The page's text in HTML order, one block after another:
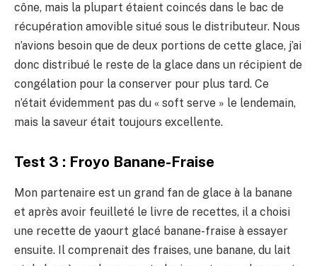
cône, mais la plupart étaient coincés dans le bac de
récupération amovible situé sous le distributeur. Nous
n’avions besoin que de deux portions de cette glace, j’ai
donc distribué le reste de la glace dans un récipient de
congélation pour la conserver pour plus tard. Ce
n’était évidemment pas du « soft serve » le lendemain,
mais la saveur était toujours excellente.
Test 3 : Froyo Banane-Fraise
Mon partenaire est un grand fan de glace à la banane
et après avoir feuilleté le livre de recettes, il a choisi
une recette de yaourt glacé banane-fraise à essayer
ensuite. Il comprenait des fraises, une banane, du lait